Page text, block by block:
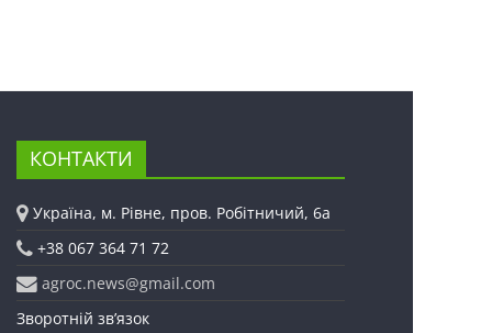
КОНТАКТИ
Україна, м. Рівне, пров. Робітничий, 6а
+38 067 364 71 72
agroc.news@gmail.com
Зворотній зв’язок